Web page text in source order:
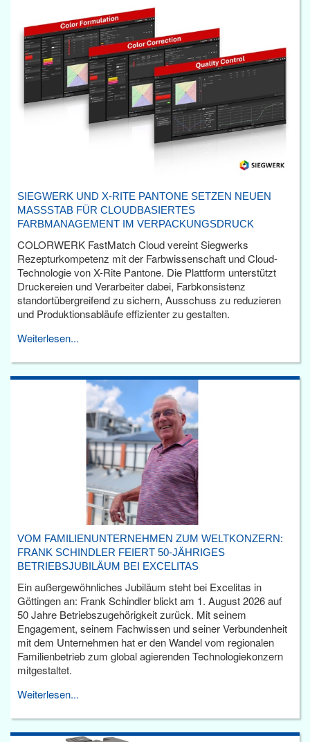
SIEGWERK UND X-RITE PANTONE SETZEN NEUEN
MASSSTAB FÜR CLOUDBASIERTES F
ARBMANAGEMENT IM VERPACKUNGSDRUCK
COLORWERK FastMatch Cloud vereint Siegwerks
Rezepturkompetenz mit der Farbwissenschaft und Cloud-
Technologie von X-Rite Pantone. Die Plattform unterstützt
Druckereien und Verarbeiter dabei, Farbkonsistenz
standortübergreifend zu sichern, Ausschuss zu reduzieren
und Produktionsabläufe effizienter zu gestalten.
Weiterlesen...
VOM FAMILIENUNTERNEHMEN ZUM WELTKONZERN:
FRANK SCHINDLER FEIERT 50-JÄHRIGES
BETRIEBSJUBILÄUM BEI EXCELITAS
Ein außergewöhnliches Jubiläum steht bei Excelitas in
Göttingen an: Frank Schindler blickt am 1. August 2026 auf
50 Jahre Betriebszugehörigkeit zurück. Mit seinem
Engagement, seinem Fachwissen und seiner Verbundenheit
mit dem Unternehmen hat er den Wandel vom regionalen
Familienbetrieb zum global agierenden Technologiekonzern
mitgestaltet.
Weiterlesen...